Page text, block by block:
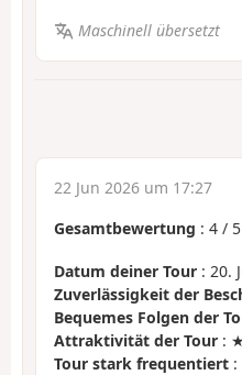
Maschinell übersetzt
22 Jun 2026 um 17:27
Gesamtbewertung : 4 / 5
Datum deiner Tour : 20.
Zuverlässigkeit der
Bequemes Folgen der
Attraktivität der Tour :
Tour stark frequentiert :